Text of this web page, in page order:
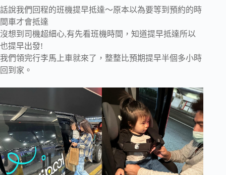
話說我們回程的班機提早抵達～原本以為要等到預約的時
間車才會抵達
沒想到司機超細心,有先看班機時間，知道提早抵達所以
也提早出發!
我們領完行李馬上車就來了，整整比預期提早半個多小時
回到家。